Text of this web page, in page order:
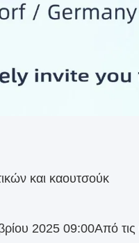
και καουτσούκ
2025 09:00Από